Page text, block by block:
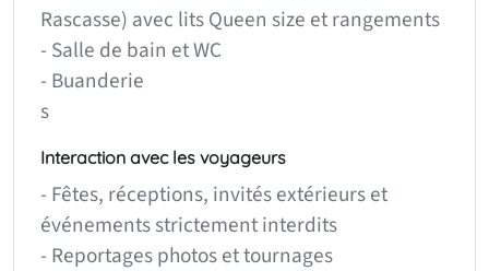
Rascasse) avec lits Queen size et rangements
- Salle de bain et WC
- Buanderie
s
Interaction avec les voyageurs
- Fêtes, réceptions, invités extérieurs et
événements strictement interdits
- Reportages photos et tournages